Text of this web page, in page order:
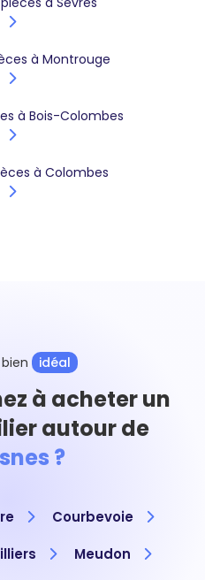
à Montrouge
à Bois-Colombes
à Colombes
idéal
à acheter un
autour de
?
Courbevoie
Meudon